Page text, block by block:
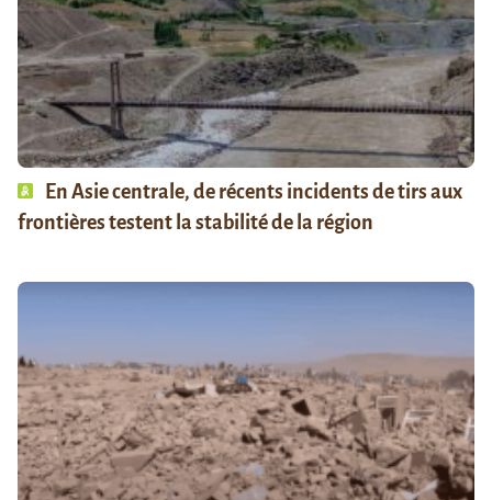
En Asie centrale, de récents incidents de tirs aux
frontières testent la stabilité de la région